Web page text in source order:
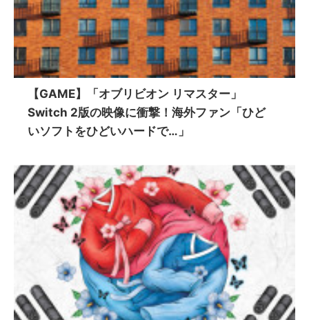
【GAME】「オブリビオン リマスター」
Switch 2版の映像に衝撃！海外ファン「ひど
いソフトをひどいハードで…」